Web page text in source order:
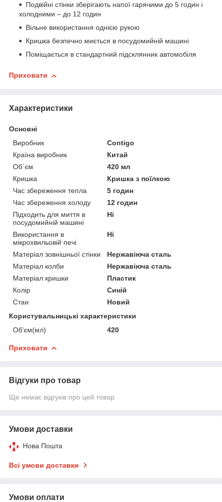
Подвійні стінки зберігають напої гарячими до 5 годин і
холодними – до 12 годин
Вільне використання однією рукою
Кришка безпечно миється в посудомийній машині
Поміщається в стандартний підсклянник автомобіля
Приховати
Характеристики
Основні
Виробник
Contigo
Країна виробник
Китай
Об`єм
420 мл
Кришка
Кришка з поїлкою
Час збереження тепла
5 годин
Час збереження холоду
12 годин
Підходить для миття в
посудомийній машині
Ні
Використання в
мікрохвильовій печі
Ні
Матеріал зовнішньої стінки
Нержавіюча сталь
Матеріал колби
Нержавіюча сталь
Матеріал кришки
Пластик
Колір
Синій
Стан
Новий
Користувальницькі характеристики
Об'єм(мл)
420
Приховати
Відгуки про товар
Ще немає відгуків про цей товар
Умови доставки
Нова Пошта
Всі умови доставки
Умови оплати